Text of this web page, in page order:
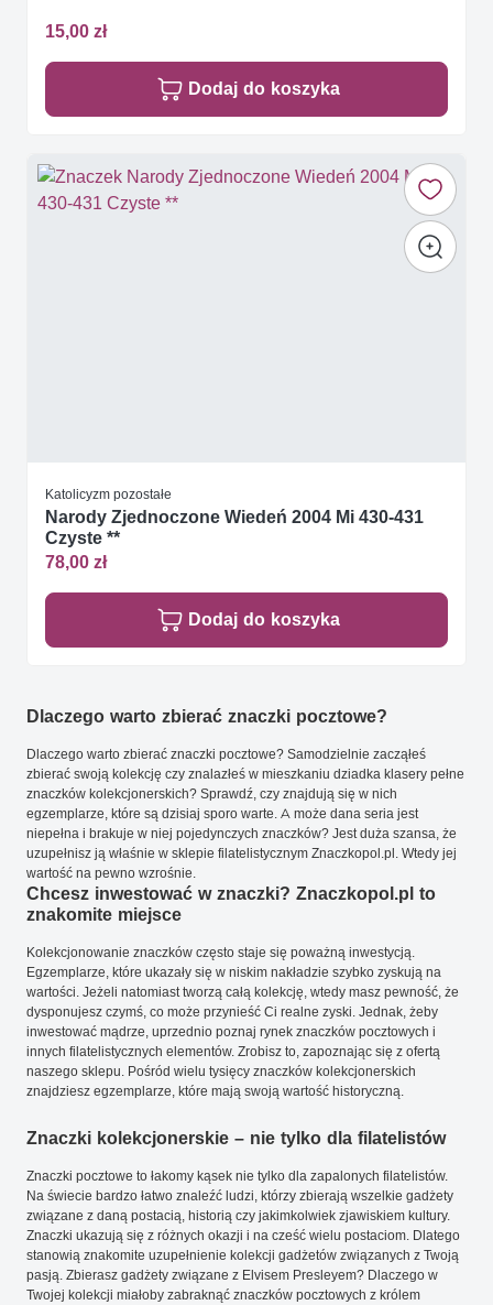
15,00 zł
Dodaj do koszyka
Katolicyzm pozostałe
Narody Zjednoczone Wiedeń 2004 Mi 430-431
Czyste **
78,00 zł
Dodaj do koszyka
Dlaczego warto zbierać znaczki pocztowe?
Dlaczego warto zbierać znaczki pocztowe? Samodzielnie zacząłeś
zbierać swoją kolekcję czy znalazłeś w mieszkaniu dziadka klasery pełne
znaczków kolekcjonerskich? Sprawdź, czy znajdują się w nich
egzemplarze, które są dzisiaj sporo warte. A może dana seria jest
niepełna i brakuje w niej pojedynczych znaczków? Jest duża szansa, że
uzupełnisz ją właśnie w sklepie filatelistycznym Znaczkopol.pl. Wtedy jej
wartość na pewno wzrośnie.
Chcesz inwestować w znaczki? Znaczkopol.pl to
znakomite miejsce
Kolekcjonowanie znaczków często staje się poważną inwestycją.
Egzemplarze, które ukazały się w niskim nakładzie szybko zyskują na
wartości. Jeżeli natomiast tworzą całą kolekcję, wtedy masz pewność, że
dysponujesz czymś, co może przynieść Ci realne zyski. Jednak, żeby
inwestować mądrze, uprzednio poznaj rynek znaczków pocztowych i
innych filatelistycznych elementów. Zrobisz to, zapoznając się z ofertą
naszego sklepu. Pośród wielu tysięcy znaczków kolekcjonerskich
znajdziesz egzemplarze, które mają swoją wartość historyczną.
Znaczki kolekcjonerskie – nie tylko dla filatelistów
Znaczki pocztowe to łakomy kąsek nie tylko dla zapalonych filatelistów.
Na świecie bardzo łatwo znaleźć ludzi, którzy zbierają wszelkie gadżety
związane z daną postacią, historią czy jakimkolwiek zjawiskiem kultury.
Znaczki ukazują się z różnych okazji i na cześć wielu postaciom. Dlatego
stanowią znakomite uzupełnienie kolekcji gadżetów związanych z Twoją
pasją. Zbierasz gadżety związane z Elvisem Presleyem? Dlaczego w
Twojej kolekcji miałoby zabraknąć znaczków pocztowych z królem